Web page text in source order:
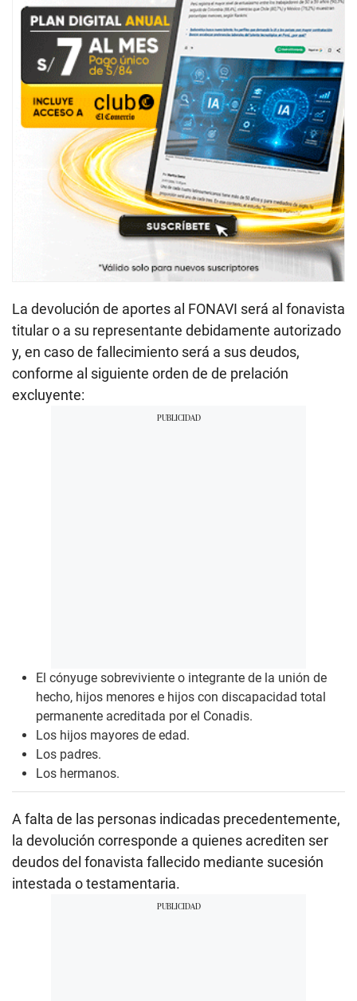
La devolución de aportes al FONAVI será al fonavista
titular o a su representante debidamente autorizado
y, en caso de fallecimiento será a sus deudos,
conforme al siguiente orden de de prelación
excluyente:
El cónyuge sobreviviente o integrante de la unión de
hecho, hijos menores e hijos con discapacidad total
permanente acreditada por el Conadis.
Los hijos mayores de edad.
Los padres.
Los hermanos.
A falta de las personas indicadas precedentemente,
la devolución corresponde a quienes acrediten ser
deudos del fonavista fallecido mediante sucesión
intestada o testamentaria.